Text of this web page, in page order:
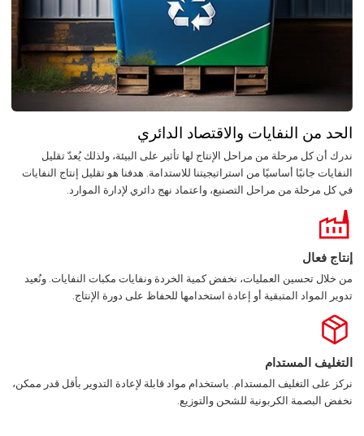
الحد من النفايات والاقتصاد الدائري
ندرك أن كل مرحلة من مراحل الإنتاج لها تأثير على البيئة، ولذلك يُعدّ تقليل
النفايات جانبًا أساسيًا من استراتيجيتنا للاستدامة. هدفنا هو تقليل إنتاج النفايات
في كل مرحلة من مراحل التصنيع، واعتماد نهج دائري لإدارة الموارد.
إنتاج فعال
من خلال تحسين العمليات، نخفض كمية الخردة ونفايات مكبات النفايات. ونُعيد
تدوير المواد المتبقية أو إعادة استخدامها للحفاظ على دورة الإنتاج.
التغليف المستدام
نركز على التغليف المستدام. باستخدام مواد قابلة لإعادة التدوير بأقل قدر ممكن،
نخفض البصمة الكربونية للشحن والتوزيع.